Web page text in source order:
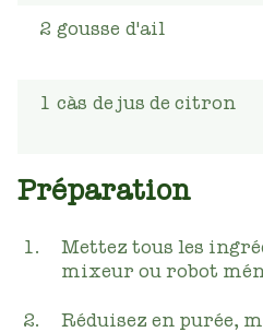
2 gousse d'ail
1 càs de jus de citron
Préparation
Mettez tous les
mixeur ou robot
Réduisez en purée,